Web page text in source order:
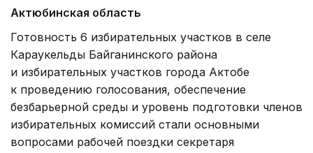
Актюбинская область
Готовность 6 избирательных участков в селе
Караукельды Байганинского района
и избирательных участков города Актобе
к проведению голосования, обеспечение
безбарьерной среды и уровень подготовки членов
избирательных комиссий стали основными
вопросами рабочей поездки секретаря